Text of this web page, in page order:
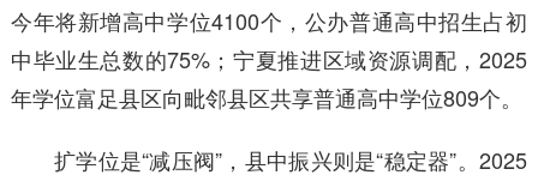
今年将新增高中学位4100个，公办普通高中招生占初
中毕业生总数的75%；宁夏推进区域资源调配，2025
年学位富足县区向毗邻县区共享普通高中学位809个。
扩学位是“减压阀”，县中振兴则是“稳定器”。2025